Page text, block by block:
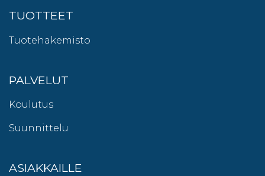
TUOTTEET
Tuotehakemisto
PALVELUT
Koulutus
Suunnittelu
ASIAKKAILLE